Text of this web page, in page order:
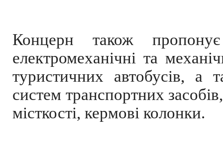
Концерн також пропонує
електромеханічні та
туристичних автобусів, а
систем транспортних
місткості, кермові колонки.